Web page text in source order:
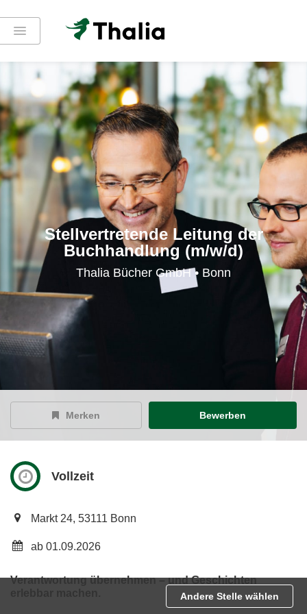
Stellvertretende Leitung der
Buchhandlung (m/w/d)
Thalia Bücher GmbH • Bonn
Merken Bewerben
Vollzeit
Markt 24, 53111 Bonn
ab 01.09.2026
Verantwortung übernehmen – und Geschichten
Andere Stelle wählen